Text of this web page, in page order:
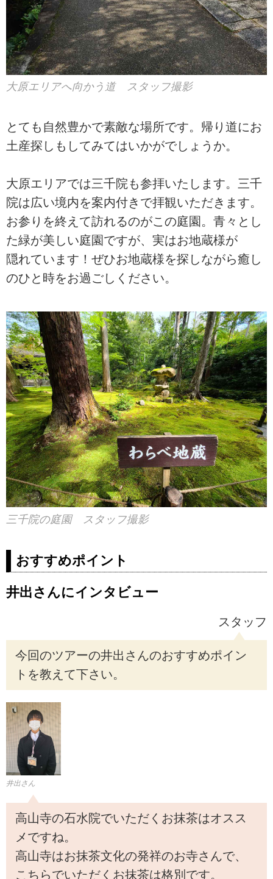
大原エリアへ向かう道 スタッフ撮影
とても自然豊かで素敵な場所です。帰り道にお
土産探しもしてみてはいかがでしょうか。
大原エリアでは三千院も参拝いたします。三千
院は広い境内を案内付きで拝観いただきます。
お参りを終えて訪れるのがこの庭園。青々とし
た緑が美しい庭園ですが、実はお地蔵様が
隠れています！ぜひお地蔵様を探しながら癒し
のひと時をお過ごしください。
三千院の庭園 スタッフ撮影
おすすめポイント
井出さんにインタビュー
スタッフ
今回のツアーの井出さんのおすすめポイン
トを教えて下さい。
井出さん
高山寺の石水院でいただくお抹茶はオスス
メですね。
高山寺はお抹茶文化の発祥のお寺さんで、
こちらでいただくお抹茶は格別です。